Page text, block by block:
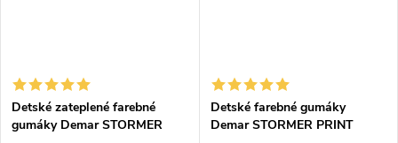
Detské zateplené farebné
gumáky Demar STORMER
Detské farebné gumáky
Demar STORMER PRINT